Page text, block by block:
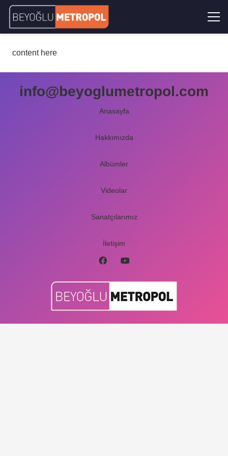
content here
info@beyoglumetropol.com
Anasayfa
Hakkımızda
Albümler
Videolar
Sanatçılarımız
İletişim